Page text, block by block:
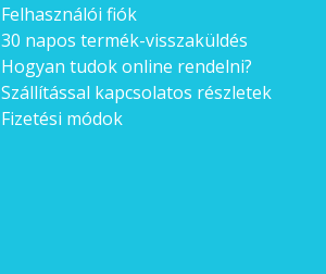
Felhasználói fiók
30 napos termék-visszaküldés
Hogyan tudok online rendelni?
Szállítással kapcsolatos részletek
Fizetési módok